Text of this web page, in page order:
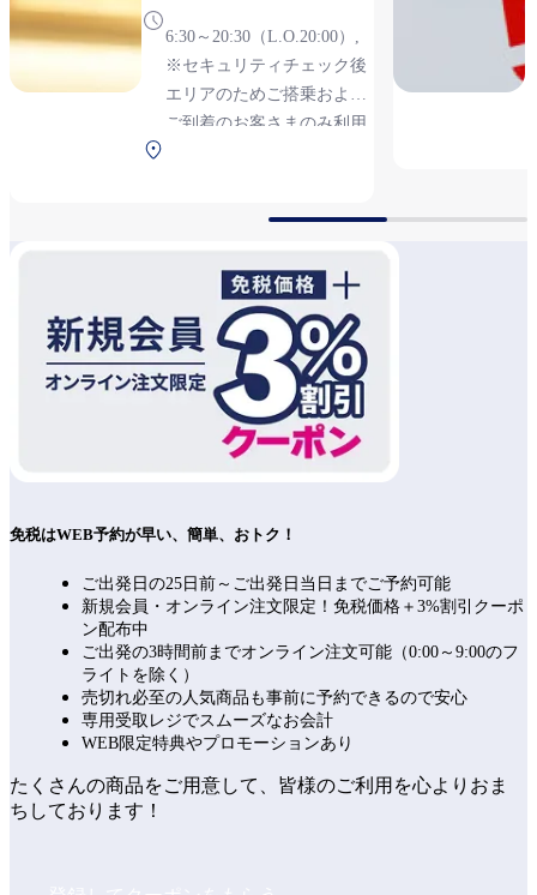
6:30～20:30（L.O.20:00）,
※セキュリティチェック後
エリアのためご搭乗および
ご到着のお客さまのみ利用
免税はWEB予約が早い、簡単、おトク！
ご出発日の25日前～ご出発日当日までご予約可能
新規会員・オンライン注文限定！免税価格＋3%割引クーポ
ン配布中
ご出発の3時間前までオンライン注文可能（0:00～9:00のフ
ライトを除く）
売切れ必至の人気商品も事前に予約できるので安心
専用受取レジでスムーズなお会計
WEB限定特典やプロモーションあり
たくさんの商品をご用意して、皆様のご利用を心よりおま
ちしております！